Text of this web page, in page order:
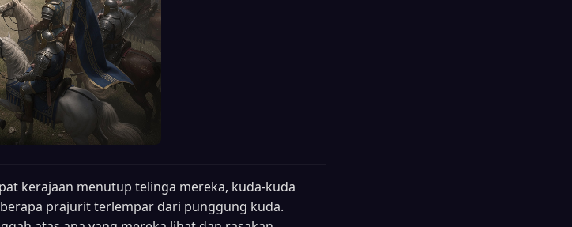
kerajaan menutup telinga mereka, kuda-kuda
prajurit terlempar dari punggung kuda.